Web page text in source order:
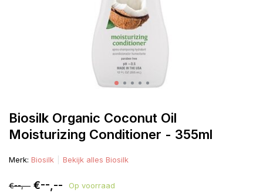
Biosilk Organic Coconut Oil
Moisturizing Conditioner - 355ml
Merk: Biosilk Bekijk alles Biosilk
€--,-- €--,-- Op voorraad